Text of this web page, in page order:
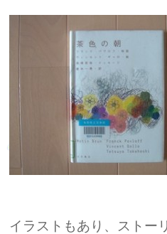
イラストもあり、ストー